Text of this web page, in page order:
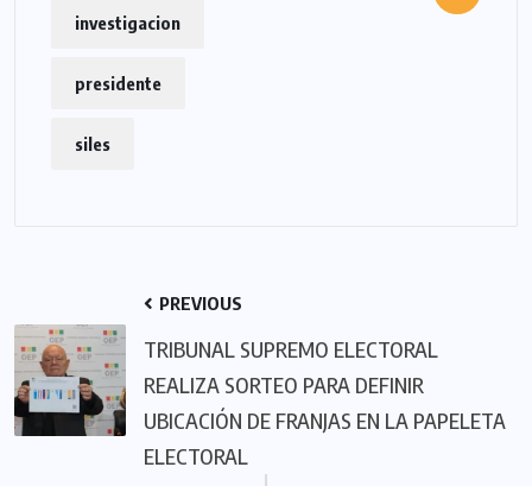
investigacion
presidente
siles
PREVIOUS
TRIBUNAL SUPREMO ELECTORAL
REALIZA SORTEO PARA DEFINIR
UBICACIÓN DE FRANJAS EN LA PAPELETA
ELECTORAL